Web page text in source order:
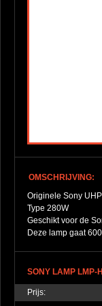
OMSCHRIJVING:
Originele Sony
Type 280W
Geschikt voor de
Deze lamp gaat
SONY LAMP LMP-
Prijs: